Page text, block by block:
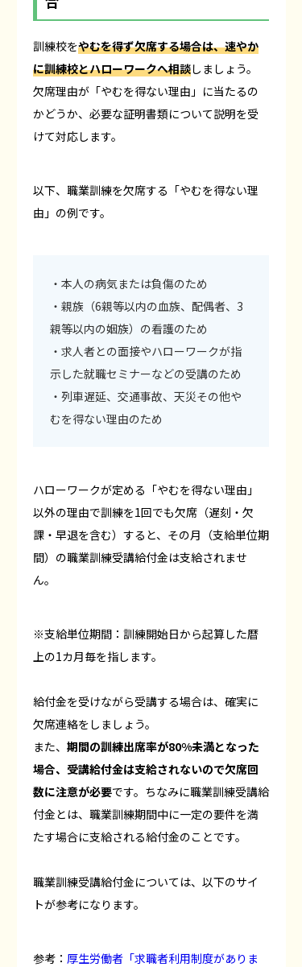
訓練校をやむを得ず欠席する場合は、速やか
に訓練校とハローワークへ相談しましょう。
欠席理由が「やむを得ない理由」に当たるの
かどうか、必要な証明書類について説明を受
けて対応します。
以下、職業訓練を欠席する「やむを得ない理
由」の例です。
・本人の病気または負傷のため
・親族（6親等以内の血族、配偶者、3
親等以内の姻族）の看護のため
・求人者との面接やハローワークが指
示した就職セミナーなどの受講のため
・列車遅延、交通事故、天災その他や
むを得ない理由のため
ハローワークが定める「やむを得ない理由」
以外の理由で訓練を1回でも欠席（遅刻・欠
課・早退を含む）すると、その月（支給単位期
間）の職業訓練受講給付金は支給されませ
ん。
※支給単位期間：訓練開始日から起算した暦
上の1カ月毎を指します。
給付金を受けながら受講する場合は、確実に
欠席連絡をしましょう。
また、 期間の訓練出席率が80%未満となった
場合、受講給付金は支給されないので欠席回
数に注意が必要です。ちなみに職業訓練受講給
付金とは、職業訓練期間中に一定の要件を満
たす場合に支給される給付金のことです。
職業訓練受講給付金については、以下のサイ
トが参考になります。
参考： 厚生労働者「求職者利用制度がありま